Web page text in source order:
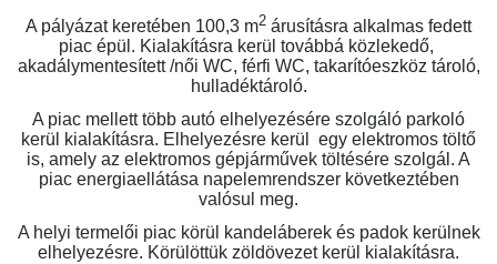
A pályázat keretében 100,3 m2 árusításra alkalmas fedett
piac épül. Kialakításra kerül továbbá közlekedő,
akadálymentesített /női WC, férfi WC, takarítóeszköz tároló,
hulladéktároló.
A piac mellett több autó elhelyezésére szolgáló parkoló
kerül kialakításra. Elhelyezésre kerül egy elektromos töltő
is, amely az elektromos gépjárművek töltésére szolgál. A
piac energiaellátása napelemrendszer következtében
valósul meg.
A helyi termelői piac körül kandeláberek és padok kerülnek
elhelyezésre. Körülöttük zöldövezet kerül kialakításra.